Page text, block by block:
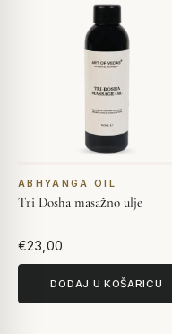
ABHYANGA OIL
Tri Dosha masažno ulje
€23,00
DODAJ U KOŠARICU